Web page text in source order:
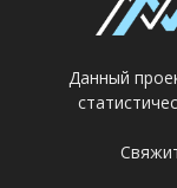
Данный